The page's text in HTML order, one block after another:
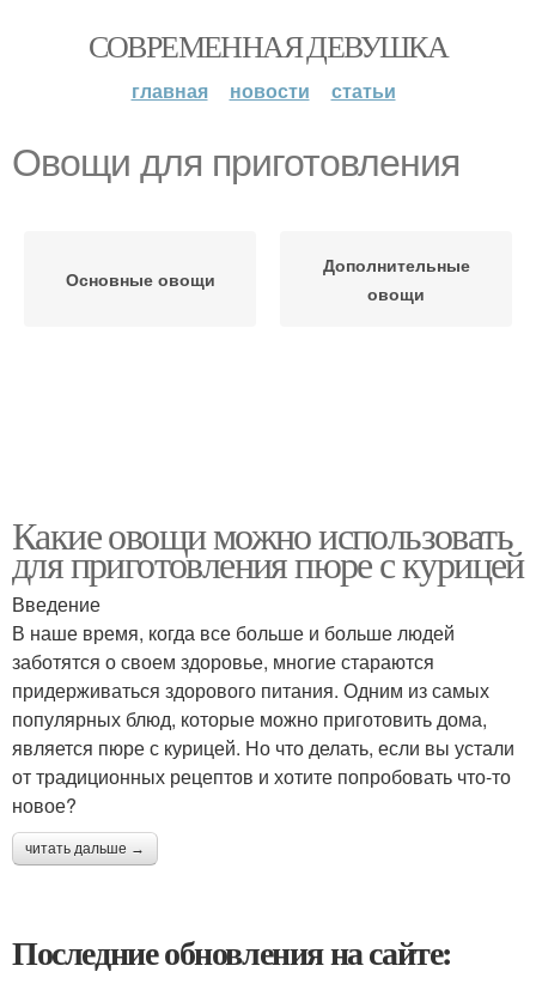
СОВРЕМЕННАЯ ДЕВУШКА
главная новости статьи
Овощи для приготовления
Основные овощи
Дополнительные
овощи
Какие овощи можно использовать
для приготовления пюре с курицей
Введение
В наше время, когда все больше и больше людей
заботятся о своем здоровье, многие стараются
придерживаться здорового питания. Одним из самых
популярных блюд, которые можно приготовить дома,
является пюре с курицей. Но что делать, если вы устали
от традиционных рецептов и хотите попробовать что-то
новое?
читать дальше →
Последние обновления на сайте: